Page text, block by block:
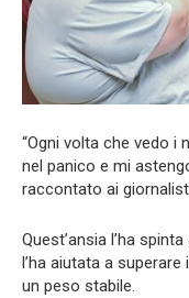
“Ogni volta che vedo i
nel panico e mi
raccontato ai
Quest’ansia l’ha
l’ha aiutata a
un peso stabile.